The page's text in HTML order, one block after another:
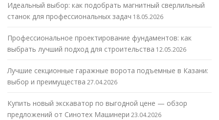
Идеальный выбор: как подобрать магнитный сверлильный
станок для профессиональных задач 18.05.2026
Профессиональное проектирование фундаментов: как
выбрать лучший подход для строительства 12.05.2026
Лучшие секционные гаражные ворота подъемные в Казани:
выбор и преимущества 27.04.2026
Купить новый экскаватор по выгодной цене — обзор
предложений от Синотех Машинери 23.04.2026